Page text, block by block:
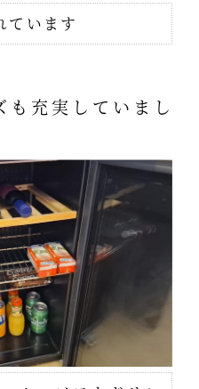
ています
も充実していまし